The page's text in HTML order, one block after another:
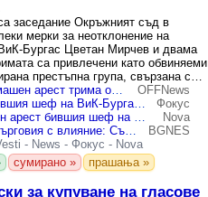
заседание Окръжният съд в
мерки за неотклонение на
Бургас Цветан Мирчев и двама
са привлечени като обвиняеми
престъпна група, свързана с
Съдът пусна под домашен арест трима от обвиняемите за аферата във ВиК-Бургас
OFFNews
Домашен арест за бившия шеф на ВиК-Бургас и още двама служители на дружеството
Фокус
Пуснаха под домашен арест бившия шеф на ВиК-Бургас и двамата му подчинени
Nova
Арести, „байпаси“ и търговия с влияние: Съдът решава съдбата на трима от ВиК-Бургас
BGNES
- News - Фокус - Nova
сумирано » прашања »
за купуване на гласове